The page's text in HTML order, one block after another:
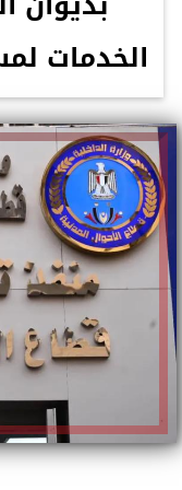
الخدمات